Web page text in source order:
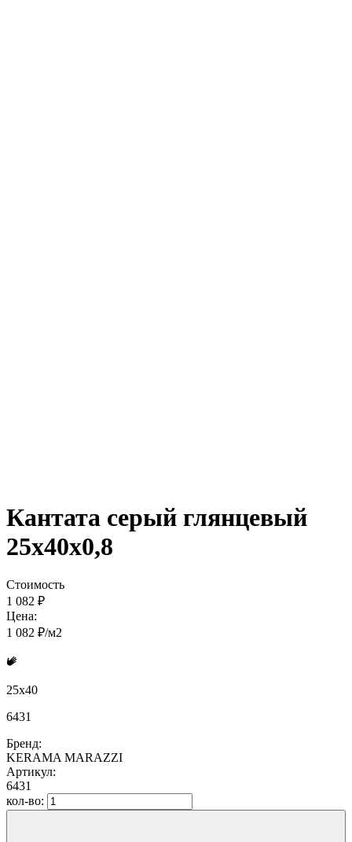
Кантата серый глянцевый
25x40x0,8
Стоимость
1 082 ₽
Цена:
1 082 ₽/м2
25x40
6431
Бренд:
KERAMA MARAZZI
Артикул:
6431
кол-во: